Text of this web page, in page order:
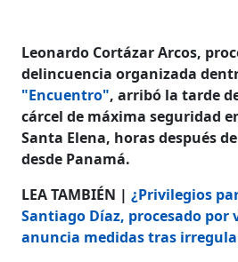
Leonardo Cortázar Arcos,
delincuencia organizada
"Encuentro", arribó la tarde
cárcel de máxima seguridad
Santa Elena, horas después
desde Panamá.
LEA TAMBIÉN |¿Privilegios
Santiago Díaz, procesado por
anuncia medidas tras